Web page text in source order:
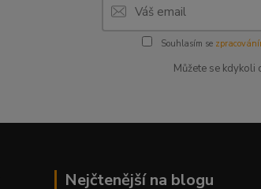
Souhlasím se
Můžete se kdykoli
Nejčtenější na blogu